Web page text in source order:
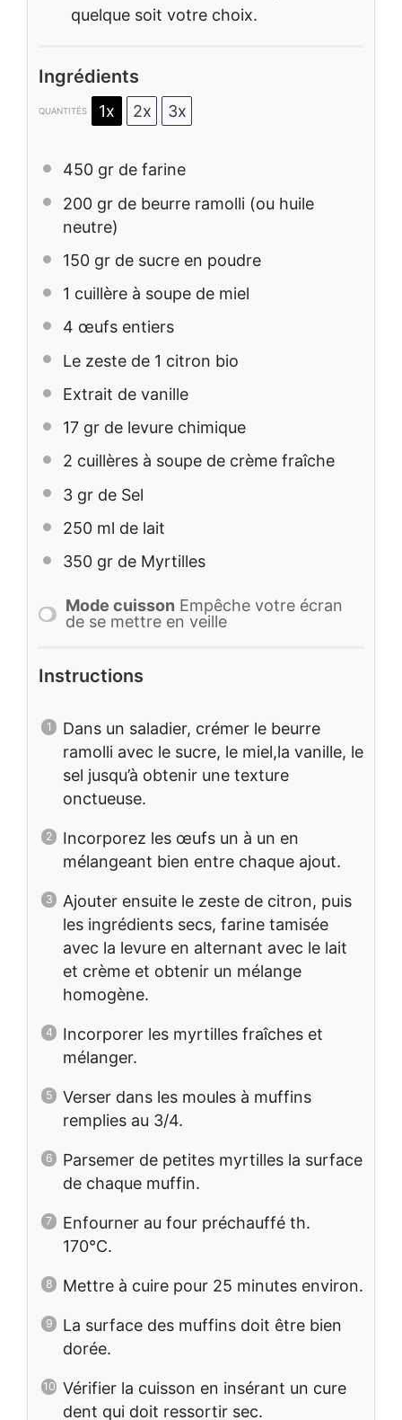
quelque soit votre choix.
Ingrédients
QUANTITÉS 1x 2x 3x
450 gr de farine
200 gr de beurre ramolli (ou huile
neutre)
150 gr de sucre en poudre
1 cuillère à soupe de miel
4 œufs entiers
Le zeste de 1 citron bio
Extrait de vanille
17 gr de levure chimique
2 cuillères à soupe de crème fraîche
3 gr de Sel
250 ml de lait
350 gr de Myrtilles
Mode cuisson Empêche votre écran
de se mettre en veille
Instructions
Dans un saladier, crémer le beurre
ramolli avec le sucre, le miel,la vanille, le
sel jusqu’à obtenir une texture
onctueuse.
Incorporez les œufs un à un en
mélangeant bien entre chaque ajout.
Ajouter ensuite le zeste de citron, puis
les ingrédients secs, farine tamisée
avec la levure en alternant avec le lait
et crème et obtenir un mélange
homogène.
Incorporer les myrtilles fraîches et
mélanger.
Verser dans les moules à muffins
remplies au 3/4.
Parsemer de petites myrtilles la surface
de chaque muffin.
Enfourner au four préchauffé th.
170°C.
Mettre à cuire pour 25 minutes environ.
La surface des muffins doit être bien
dorée.
Vérifier la cuisson en insérant un cure
dent qui doit ressortir sec.